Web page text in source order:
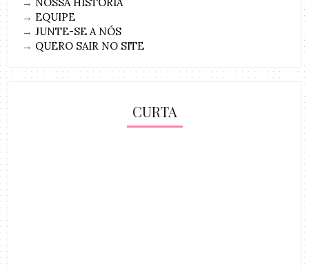
→ EQUIPE
→JUNTE-SE A NÓS
→ QUERO SAIR NO SITE
CURTA